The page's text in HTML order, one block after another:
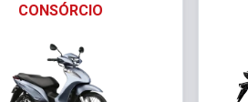
CONSÓRCIO